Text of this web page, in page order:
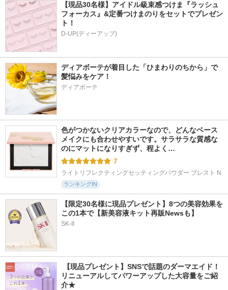
【現品30名様】アイドル級束感つけま『ラッシュ
フォーカス』&定番つけまのりをセットでプレゼン
ト！
D-UP(ディーアップ)
ディアボーテが着目した「ひまわりのちから」で
髪悩みをケア！
ディアボーテ
色がつかないクリアカラーなので、どんなベース
メイクにも合わせやすいです。サラサラな質感な
のにマットになりすぎず、程よく…
7
ライトリフレクティングセッティングパウダー プレスト N
ランキングIN
【限定30名様に現品プレゼント】8つの美容効果を
この1本で【新美容液キット再販Newsも】
SK-II
【現品プレゼント】SNSで話題のダーマエイド！
リニューアルしてパワーアップした大容量をご紹
介★